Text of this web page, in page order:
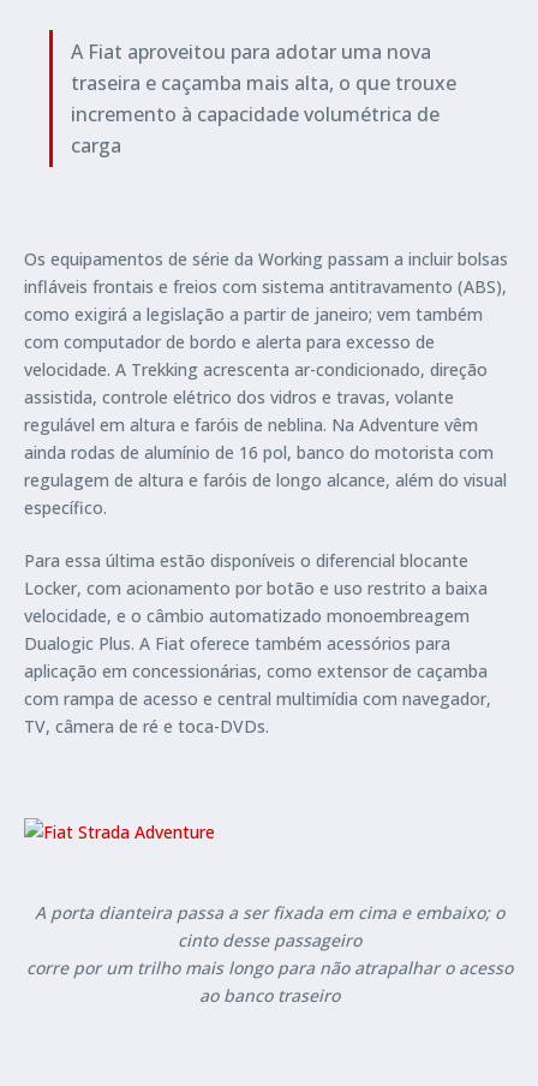
A Fiat aproveitou para adotar uma nova
traseira e caçamba mais alta, o que trouxe
incremento à capacidade volumétrica de
carga
Os equipamentos de série da Working passam a incluir bolsas
infláveis frontais e freios com sistema antitravamento (ABS),
como exigirá a legislação a partir de janeiro; vem também
com computador de bordo e alerta para excesso de
velocidade. A Trekking acrescenta ar-condicionado, direção
assistida, controle elétrico dos vidros e travas, volante
regulável em altura e faróis de neblina. Na Adventure vêm
ainda rodas de alumínio de 16 pol, banco do motorista com
regulagem de altura e faróis de longo alcance, além do visual
específico.
Para essa última estão disponíveis o diferencial blocante
Locker, com acionamento por botão e uso restrito a baixa
velocidade, e o câmbio automatizado monoembreagem
Dualogic Plus. A Fiat oferece também acessórios para
aplicação em concessionárias, como extensor de caçamba
com rampa de acesso e central multimídia com navegador,
TV, câmera de ré e toca-DVDs.
A porta dianteira passa a ser fixada em cima e embaixo; o
cinto desse passageiro
corre por um trilho mais longo para não atrapalhar o acesso
ao banco traseiro